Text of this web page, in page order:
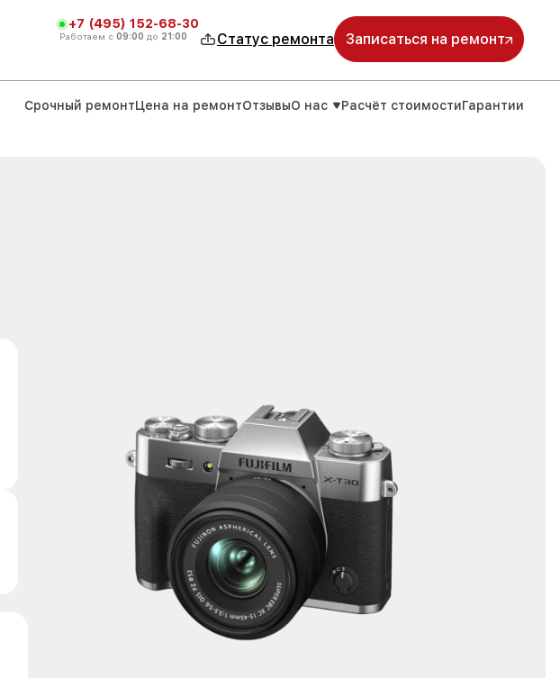
+7 (495) 152-68-30
Работаем с 09:00 до 21:00 Статус ремонта Записаться на ремонт
Срочный ремонтЦена на ремонтОтзывыО нас Расчёт стоимостиГарантии